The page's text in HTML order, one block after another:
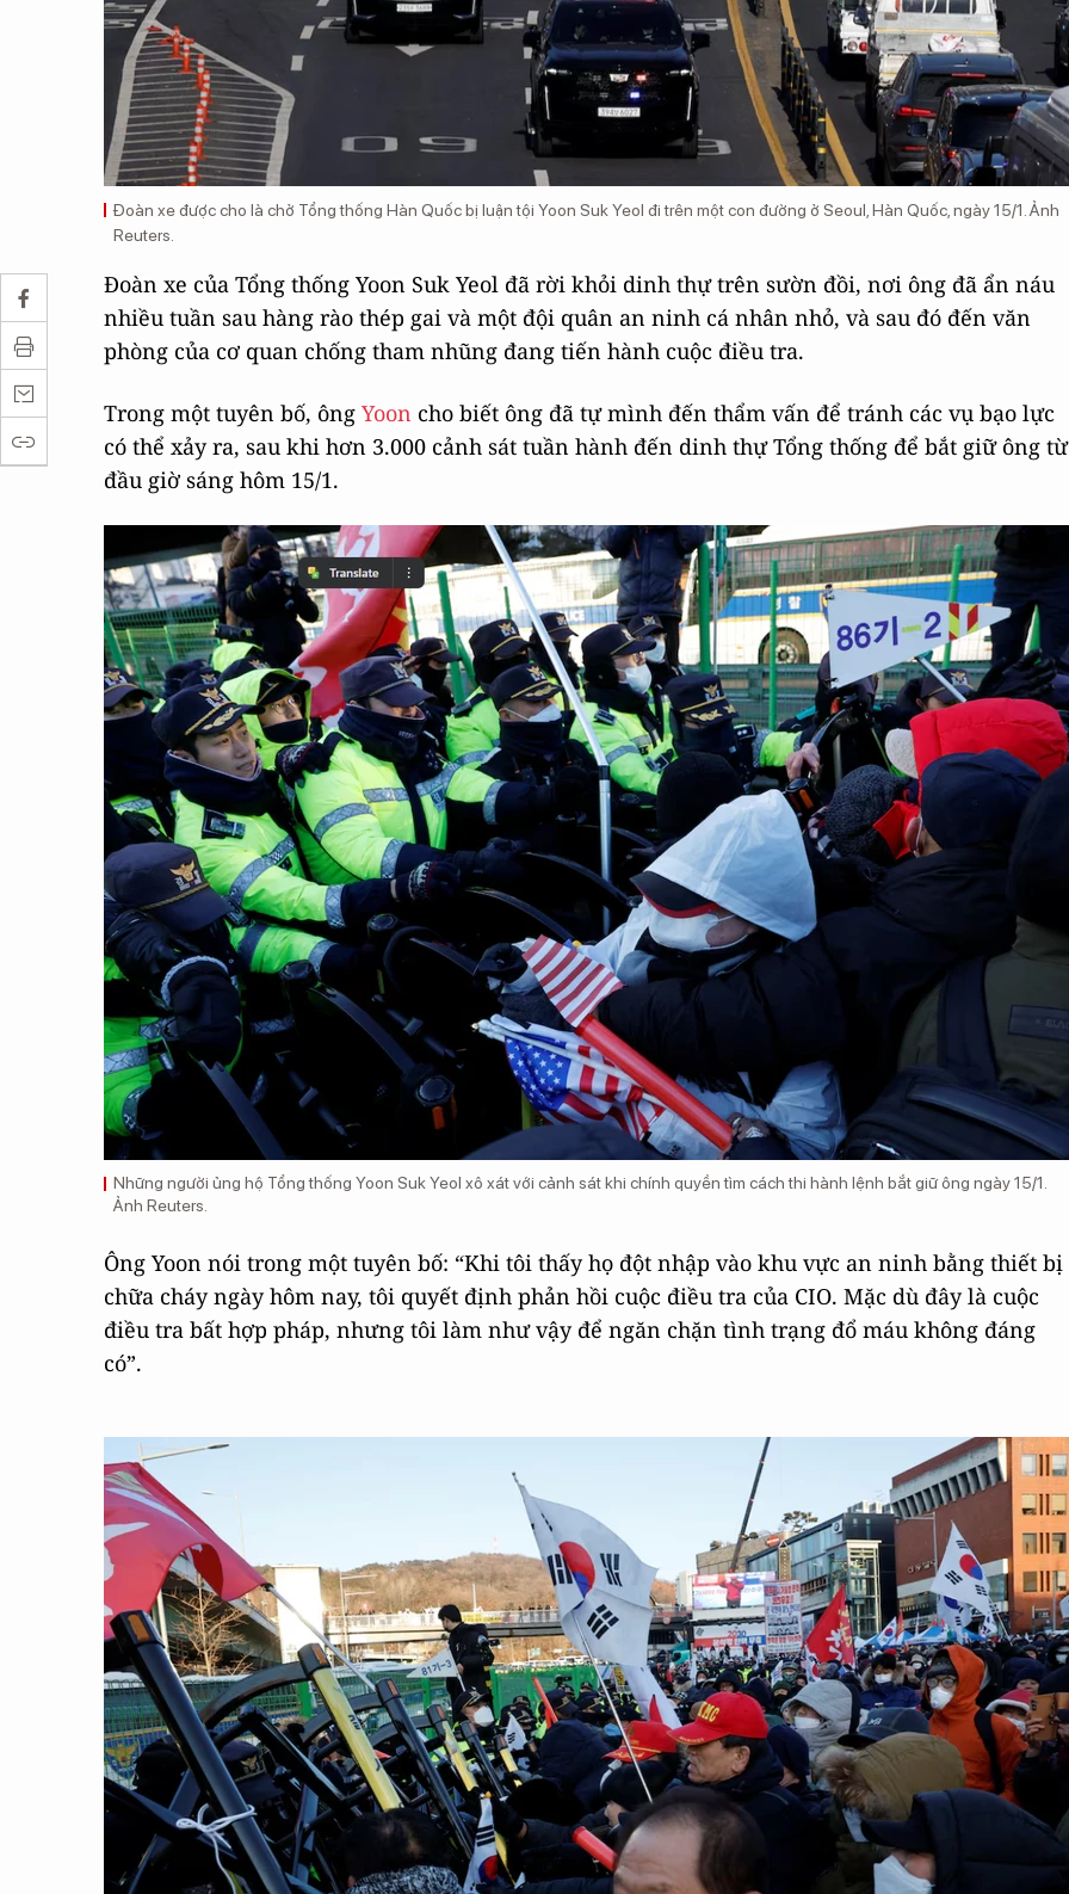
Đoàn xe được cho là chở Tổng thống Hàn Quốc bị luận tội Yoon Suk Yeol đi trên một con đường ở Seoul, Hàn Quốc, ngày 15/1. Ảnh
Reuters.
Đoàn xe của Tổng thống Yoon Suk Yeol đã rời khỏi dinh thự trên sườn đồi, nơi ông đã ẩn náu
nhiều tuần sau hàng rào thép gai và một đội quân an ninh cá nhân nhỏ, và sau đó đến văn
phòng của cơ quan chống tham nhũng đang tiến hành cuộc điều tra.
Trong một tuyên bố, ông Yoon cho biết ông đã tự mình đến thẩm vấn để tránh các vụ bạo lực
có thể xảy ra, sau khi hơn 3.000 cảnh sát tuần hành đến dinh thự Tổng thống để bắt giữ ông từ
đầu giờ sáng hôm 15/1.
Những người ủng hộ Tổng thống Yoon Suk Yeol xô xát với cảnh sát khi chính quyền tìm cách thi hành lệnh bắt giữ ông ngày 15/1.
Ảnh Reuters.
Ông Yoon nói trong một tuyên bố: “Khi tôi thấy họ đột nhập vào khu vực an ninh bằng thiết bị
chữa cháy ngày hôm nay, tôi quyết định phản hồi cuộc điều tra của CIO. Mặc dù đây là cuộc
điều tra bất hợp pháp, nhưng tôi làm như vậy để ngăn chặn tình trạng đổ máu không đáng
có”.